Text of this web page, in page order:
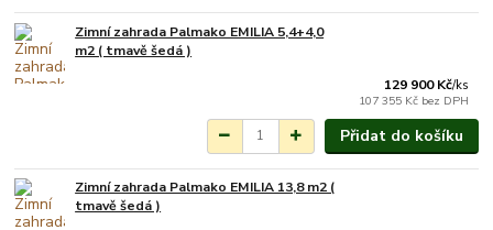
Zimní zahrada Palmako EMILIA 5,4+4,0
m2 ( tmavě šedá )
129 900 Kč/ks
107 355 Kč bez DPH
Přidat do košíku
Zimní zahrada Palmako EMILIA 13,8 m2 (
tmavě šedá )